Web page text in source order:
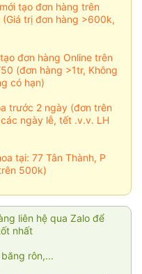
tạo đơn hàng trên
trị đơn hàng >600k,
đơn hàng Online trên
(đơn hàng >1tr, Không
có hạn)
trước 2 ngày (đơn trên
ngày lễ, tết .v.v. LH
tại: 77 Tân Thành, P
500k)
liên hệ qua Zalo để
nhất
rôn,...